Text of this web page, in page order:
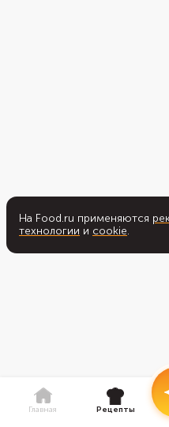
На Food.ru применяются
технологии и cookie.
Главная Рецепты